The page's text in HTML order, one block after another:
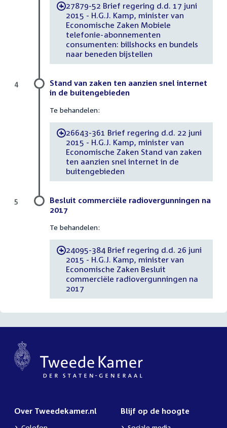
-27879-52 Brief regering d.d. 17 juni
2015 - H.G.J. Kamp, minister van
Economische Zaken Mobiele
telefonie-abonnementen
consumenten: billshocks en bundels
naar beneden bijstellen
Stand van zaken ten aanzien snel internet
in de buitengebieden
Te behandelen:
-26643-361 Brief regering d.d. 22 juni
2015 - H.G.J. Kamp, minister van
Economische Zaken Stand van zaken
ten aanzien snel internet in de
buitengebieden
4
Besluit commerciële radiovergunningen na
2017
Te behandelen:
-24095-384 Brief regering d.d. 26 juni
2015 - H.G.J. Kamp, minister van
Economische Zaken Besluit
commerciële radiovergunningen na
2017
5
Over Tweedekamer.nl Blijf op de hoogte